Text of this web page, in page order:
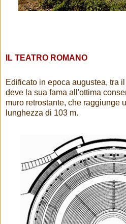
IL TEATRO ROMANO
Edificato in epoca augustea, tra
deve la sua fama all'ottima
muro retrostante, che raggiunge
lunghezza di 103 m.